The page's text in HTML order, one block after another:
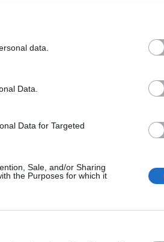
data.
Data.
Data for Targeted
Sale, and/or Sharing
the Purposes for which it
A tök mellé egy kis...